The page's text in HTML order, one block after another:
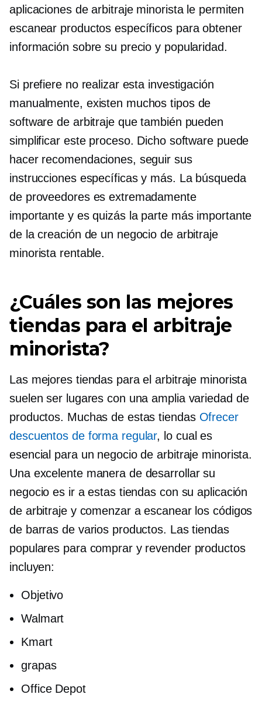
aplicaciones de arbitraje minorista le permiten
escanear productos específicos para obtener
información sobre su precio y popularidad.
Si prefiere no realizar esta investigación
manualmente, existen muchos tipos de
software de arbitraje que también pueden
simplificar este proceso. Dicho software puede
hacer recomendaciones, seguir sus
instrucciones específicas y más. La búsqueda
de proveedores es extremadamente
importante y es quizás la parte más importante
de la creación de un negocio de arbitraje
minorista rentable.
¿Cuáles son las mejores
tiendas para el arbitraje
minorista?
Las mejores tiendas para el arbitraje minorista
suelen ser lugares con una amplia variedad de
productos. Muchas de estas tiendas Ofrecer
descuentos de forma regular, lo cual es
esencial para un negocio de arbitraje minorista.
Una excelente manera de desarrollar su
negocio es ir a estas tiendas con su aplicación
de arbitraje y comenzar a escanear los códigos
de barras de varios productos. Las tiendas
populares para comprar y revender productos
incluyen:
Objetivo
Walmart
Kmart
grapas
Office Depot